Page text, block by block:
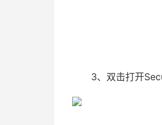
3、双击打开